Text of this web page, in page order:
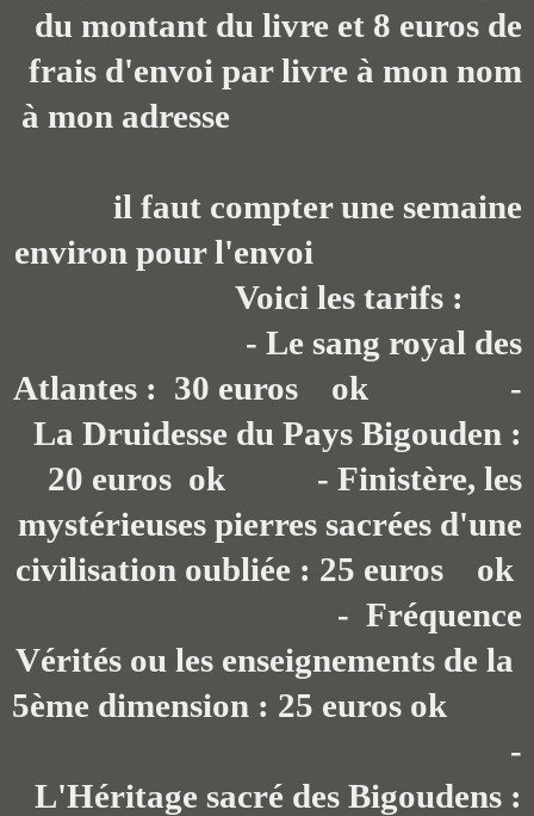
du montant du livre et 8 euros de
frais d'envoi par livre à mon nom
à mon adresse
il faut compter une semaine
environ pour l'envoi
Voici les tarifs :
- Le sang royal des
Atlantes : 30 euros ok -
La Druidesse du Pays Bigouden :
20 euros ok - Finistère, les
mystérieuses pierres sacrées d'une
civilisation oubliée : 25 euros ok
- Fréquence
Vérités ou les enseignements de la
5ème dimension : 25 euros ok
-
L'Héritage sacré des Bigoudens :